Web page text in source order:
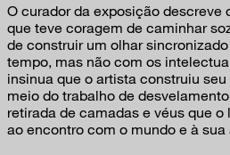
O curador da exposição descreve
que teve coragem de caminhar
de construir um olhar
tempo, mas não com os
insinua que o artista construiu
meio do trabalho de
retirada de camadas e véus que o
ao encontro com o mundo e à sua